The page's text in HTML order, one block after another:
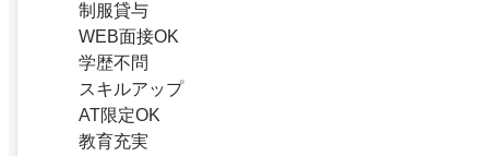
制服貸与
WEB面接OK
学歴不問
スキルアップ
AT限定OK
教育充実